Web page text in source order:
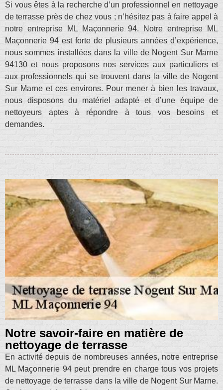
Si vous êtes à la recherche d’un professionnel en nettoyage
de terrasse près de chez vous ; n’hésitez pas à faire appel à
notre entreprise ML Maçonnerie 94. Notre entreprise ML
Maçonnerie 94 est forte de plusieurs années d’expérience,
nous sommes installées dans la ville de Nogent Sur Marne
94130 et nous proposons nos services aux particuliers et
aux professionnels qui se trouvent dans la ville de Nogent
Sur Marne et ces environs. Pour mener à bien les travaux,
nous disposons du matériel adapté et d’une équipe de
nettoyeurs aptes à répondre à tous vos besoins et
demandes.
Notre savoir-faire en matière de
nettoyage de terrasse
En activité depuis de nombreuses années, notre entreprise
ML Maçonnerie 94 peut prendre en charge tous vos projets
de nettoyage de terrasse dans la ville de Nogent Sur Marne.